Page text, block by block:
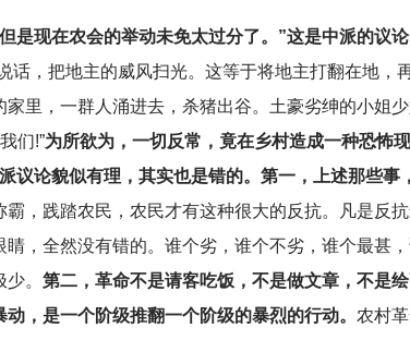
是现在农会的举动未免太过分了。”这是中派的议论
话，把地主的威风扫光。这等于将地主打翻在地，
里，一群人涌进去，杀猪出谷。土豪劣绅的小姐
们!”为所欲为，一切反常，竟在乡村造成一种恐怖
议论貌似有理，其实也是错的。第一，上述那些事
，践踏农民，农民才有这种很大的反抗。凡是反
，全然没有错的。谁个劣，谁个不劣，谁个最甚
。 第二，革命不是请客吃饭，不是做文章，不是
，是一个阶级推翻一个阶级的暴烈的行动。 农村